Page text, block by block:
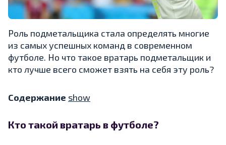
Роль подметальщика стала определять многие
из самых успешных команд в современном
футболе. Но что такое вратарь подметальщик и
кто лучше всего сможет взять на себя эту роль?
Содержание show
Кто такой вратарь в футболе?